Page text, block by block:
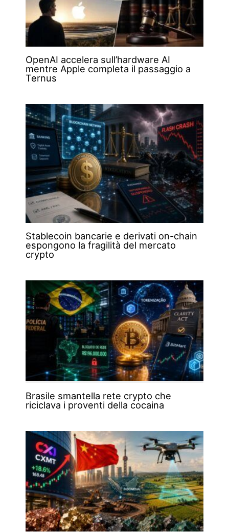
OpenAI accelera sull’hardware AI
mentre Apple completa il passaggio a
Ternus
Stablecoin bancarie e derivati on-chain
espongono la fragilità del mercato
crypto
Brasile smantella rete crypto che
riciclava i proventi della cocaina